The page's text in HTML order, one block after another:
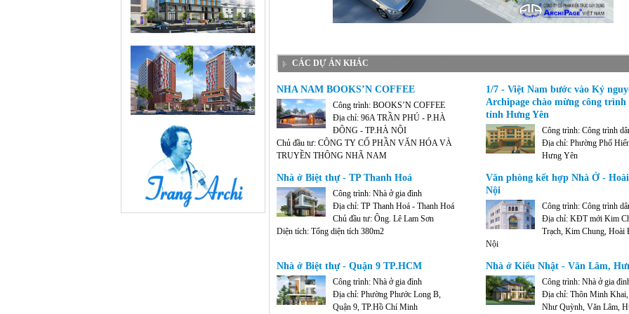
CÁC DỰ ÁN KHÁC
NHA NAM BOOKS’N COFFEE
Công trình: BOOKS’N COFFEE
Địa chỉ: 96A TRẦN PHÚ - P.HÀ
ĐÔNG - TP.HÀ NỘI
Chủ đầu tư: CÔNG TY CỔ PHẦN VĂN HÓA VÀ
TRUYỀN THÔNG NHÃ NAM
1/7 - Việt Nam bước vào Kỷ
Archipage chào mừng công trình
tỉnh Hưng Yên
Công trình: Công trình
Địa chỉ: Phường Phố
Hưng Yên
Nhà ở Biệt thự - TP Thanh Hoá
Công trình: Nhà ở gia đình
Địa chỉ: TP Thanh Hoá - Thanh Hoá
Chủ đầu tư: Ông. Lê Lam Sơn
Diện tích: Tổng diện tích 380m2
Văn phòng kết hợp Nhà Ở -
Nội
Công trình: Công trình
Địa chỉ: KĐT mới Kim
Trạch, Kim Chung, Hoài
Nội
Diện tích: 150m2/sàn, cao 5 tầng + tum sân
Nhà ở Biệt thự - Quận 9 TP.HCM
Công trình: Nhà ở gia đình
Địa chỉ: Phường Phước Long B,
Quận 9, TP.Hồ Chí Minh
Nhà ở Kiểu Nhật - Văn Lâm,
Công trình: Nhà ở gia
Địa chỉ: Thôn Minh
Như Quỳnh, Văn Lâm,